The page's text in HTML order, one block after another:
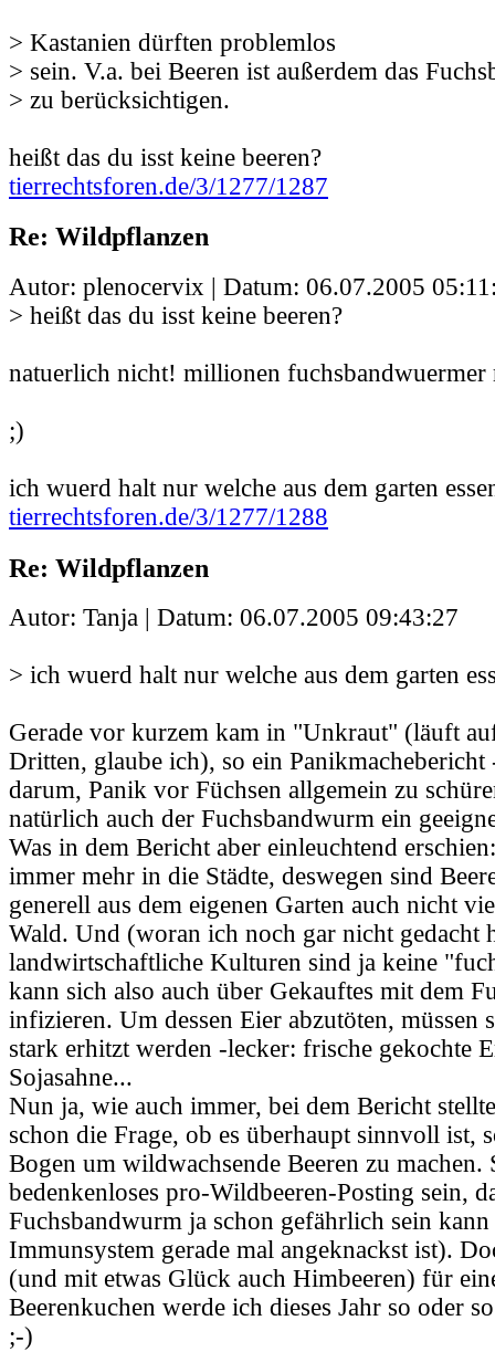
> Kastanien dürften problemlos
> sein. V.a. bei Beeren ist außerdem das
> zu berücksichtigen.
heißt das du isst keine beeren?
tierrechtsforen.de/3/1277/1287
Re: Wildpflanzen
Autor: plenocervix | Datum: 06.07.2005
> heißt das du isst keine beeren?
natuerlich nicht! millionen fuchsbandwuermer
;)
ich wuerd halt nur welche aus dem garten
tierrechtsforen.de/3/1277/1288
Re: Wildpflanzen
Autor: Tanja | Datum: 06.07.2005 09:43:27
> ich wuerd halt nur welche aus dem garten
Gerade vor kurzem kam in "Unkraut" (läuft
Dritten, glaube ich), so ein
darum, Panik vor Füchsen allgemein zu
natürlich auch der Fuchsbandwurm ein
Was in dem Bericht aber einleuchtend
immer mehr in die Städte, deswegen sind
generell aus dem eigenen Garten auch nicht
Wald. Und (woran ich noch gar nicht gedacht
landwirtschaftliche Kulturen sind ja keine
kann sich also auch über Gekauftes mit dem
infizieren. Um dessen Eier abzutöten, müssen
stark erhitzt werden -lecker: frische gekochte
Sojasahne...
Nun ja, wie auch immer, bei dem Bericht
schon die Frage, ob es überhaupt sinnvoll ist,
Bogen um wildwachsende Beeren zu
bedenkenloses pro-Wildbeeren-Posting sein,
Fuchsbandwurm ja schon gefährlich sein
Immunsystem gerade mal angeknackst ist).
(und mit etwas Glück auch Himbeeren) für
Beerenkuchen werde ich dieses Jahr so oder
;-)